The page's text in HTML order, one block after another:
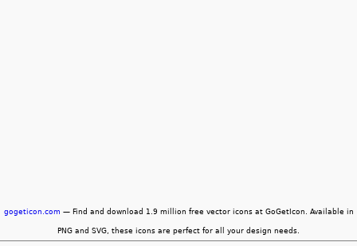
gogeticon.com — Find and download 1.9 million free vector icons at GoGetIcon. Available in
PNG and SVG, these icons are perfect for all your design needs.